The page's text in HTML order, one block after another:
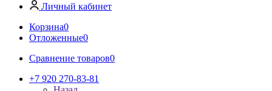
Личный кабинет
Корзина0
Отложенные0
Сравнение товаров0
+7 920 270-83-81